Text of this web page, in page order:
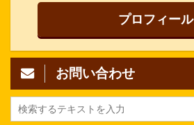
プロフィール
お問い合わせ